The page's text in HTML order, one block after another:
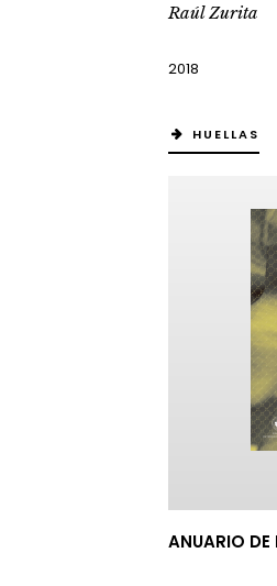
Raúl Zurita
2018
HUELLAS
ANUARIO DE